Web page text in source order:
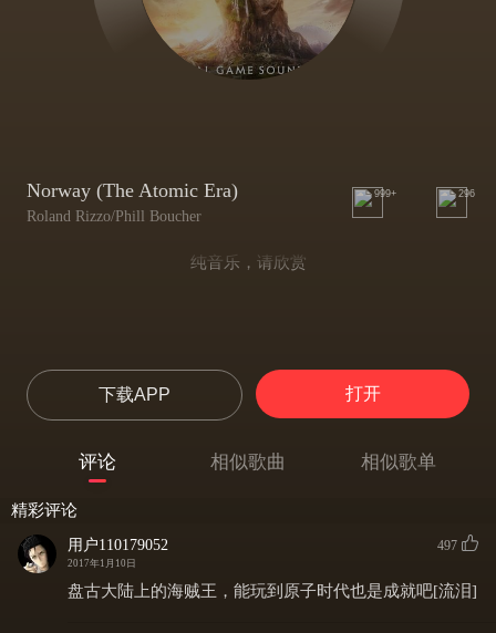
Norway (The Atomic Era)
Roland Rizzo/Phill Boucher
999+ 296
纯音乐，请欣赏
下载APP 打开
评论 相似歌曲 相似歌单
精彩评论
用户110179052
2017年1月10日
497
盘古大陆上的海贼王，能玩到原子时代也是成就吧[流泪]